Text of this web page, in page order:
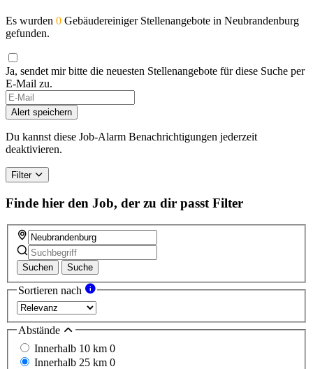
Es wurden 0 Gebäudereiniger Stellenangebote in Neubrandenburg
gefunden.
Ja, sendet mir bitte die neuesten Stellenangebote für diese Suche per
E-Mail zu.
If
you
are
a
human,
this
field
Alert speichern
Du kannst diese Job-Alarm Benachrichtigungen jederzeit
deaktivieren.
Filter
Finde hier den Job, der zu dir passt Filter
Suchen Suche
Sortieren nach
Abstände
Innerhalb 10 km 0
Innerhalb 25 km 0